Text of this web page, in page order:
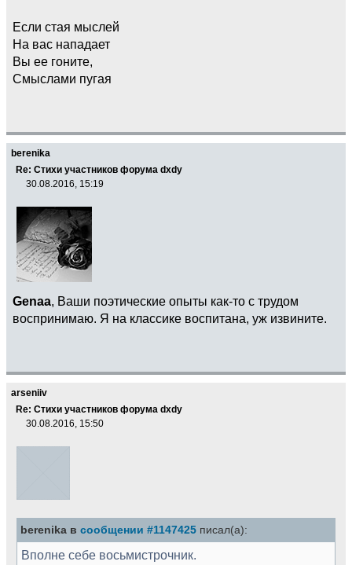
Если стая мыслей
На вас нападает
Вы ее гоните,
Смыслами пугая
berenika
Re: Стихи участников форума dxdy
30.08.2016, 15:19
Genaa, Ваши поэтические опыты как-то с трудом
воспринимаю. Я на классике воспитана, уж извините.
arseniiv
Re: Стихи участников форума dxdy
30.08.2016, 15:50
berenika в сообщении #1147425 писал(а):
Вполне себе восьмистрочник.